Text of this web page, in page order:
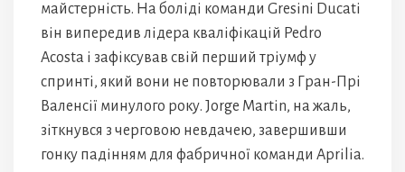
майстерність. На боліді команди Gresini Ducati
він випередив лідера кваліфікацій Pedro
Acosta і зафіксував свій перший тріумф у
спринті, який вони не повторювали з Гран-Прі
Валенсії минулого року. Jorge Martin, на жаль,
зіткнувся з черговою невдачею, завершивши
гонку падінням для фабричної команди Aprilia.